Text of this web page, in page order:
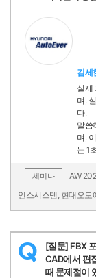
김세
실제
며,
다.
말씀
며,
는 1
세미나
AW
언스시스템, 현대오토
Q
[질문] FBX
CAD에서 편
때 문제점이